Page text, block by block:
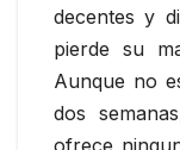
decentes y
pierde su
Aunque no
dos
ofrece